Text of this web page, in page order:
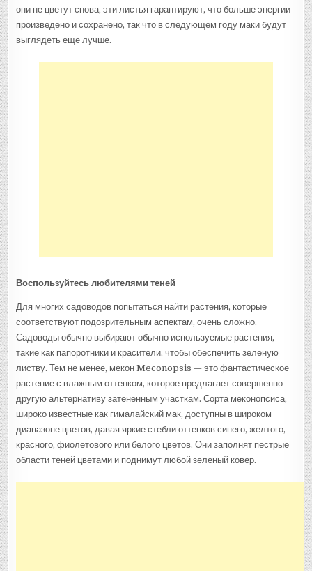
они не цветут снова, эти листья гарантируют, что больше энергии
произведено и сохранено, так что в следующем году маки будут
выглядеть еще лучше.
Воспользуйтесь любителями теней
Для многих садоводов попытаться найти растения, которые
соответствуют подозрительным аспектам, очень сложно.
Садоводы обычно выбирают обычно используемые растения,
такие как папоротники и красители, чтобы обеспечить зеленую
листву. Тем не менее, мекон Meconopsis — это фантастическое
растение с влажным оттенком, которое предлагает совершенно
другую альтернативу затененным участкам. Сорта меконопсиса,
широко известные как гималайский мак, доступны в широком
диапазоне цветов, давая яркие стебли оттенков синего, желтого,
красного, фиолетового или белого цветов. Они заполнят пестрые
области теней цветами и поднимут любой зеленый ковер.